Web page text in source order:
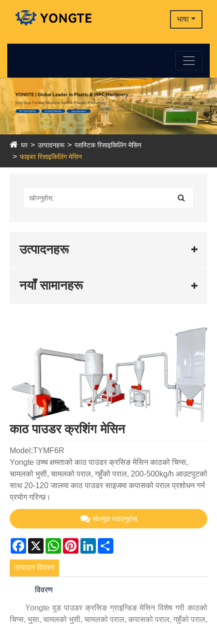
भाषा
घर उत्पादनहरू
प्लास्टिक रिसाइकिलिंग मेसिन
फाइबर रिसाइकिलिंग मेसिन
उत्पादनहरू
नयाँ सामानहरू
काठ पाउडर क्रशिंग मेसिन
Model:TYMF6R
Yongte उच्च क्षमताको काठ पाउडर क्रसिङ मेसिन काठको चिप्स,
चामलको भुसी, चामलको पराल, गहुँको पराल, 200-500kg/h आउटपुटको
साथ 20-120 जालमा काठ पाउडर साइजमा कपासको पराल प्रशोधन गर्न
प्रयोग गरिन्छ।
सोधपुछ पठाउनुहोस्
Facebook
X WhatsApp
PinterestLinkedIn
उत्पादन विवरण
विवरण
Yongte वुड पाउडर क्रसिङ ग्राइन्डिङ मेसिन विशेष गरी काठको
चिप्स, भुसा, चामलको भुसी, चामलको पराल, कपासको पराल, गहुँको पराल,